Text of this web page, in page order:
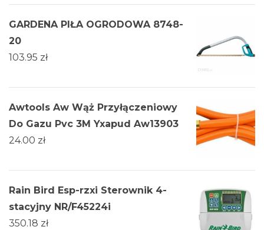
GARDENA PIŁA OGRODOWA 8748-
20
103.95 zł
Awtools Aw Wąż Przyłączeniowy
Do Gazu Pvc 3M Yxapud Aw13903
24.00 zł
Rain Bird Esp-rzxi Sterownik 4-
stacyjny NR/F45224i
350.18 zł